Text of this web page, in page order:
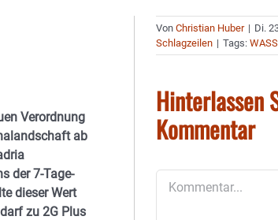
Verordnung
ab
der 7-Tage-
dieser Wert
zu 2G Plus
VonChristian Huber | Di.
Schlagzeilen | Tags:
Hinterlassen
Kommentar